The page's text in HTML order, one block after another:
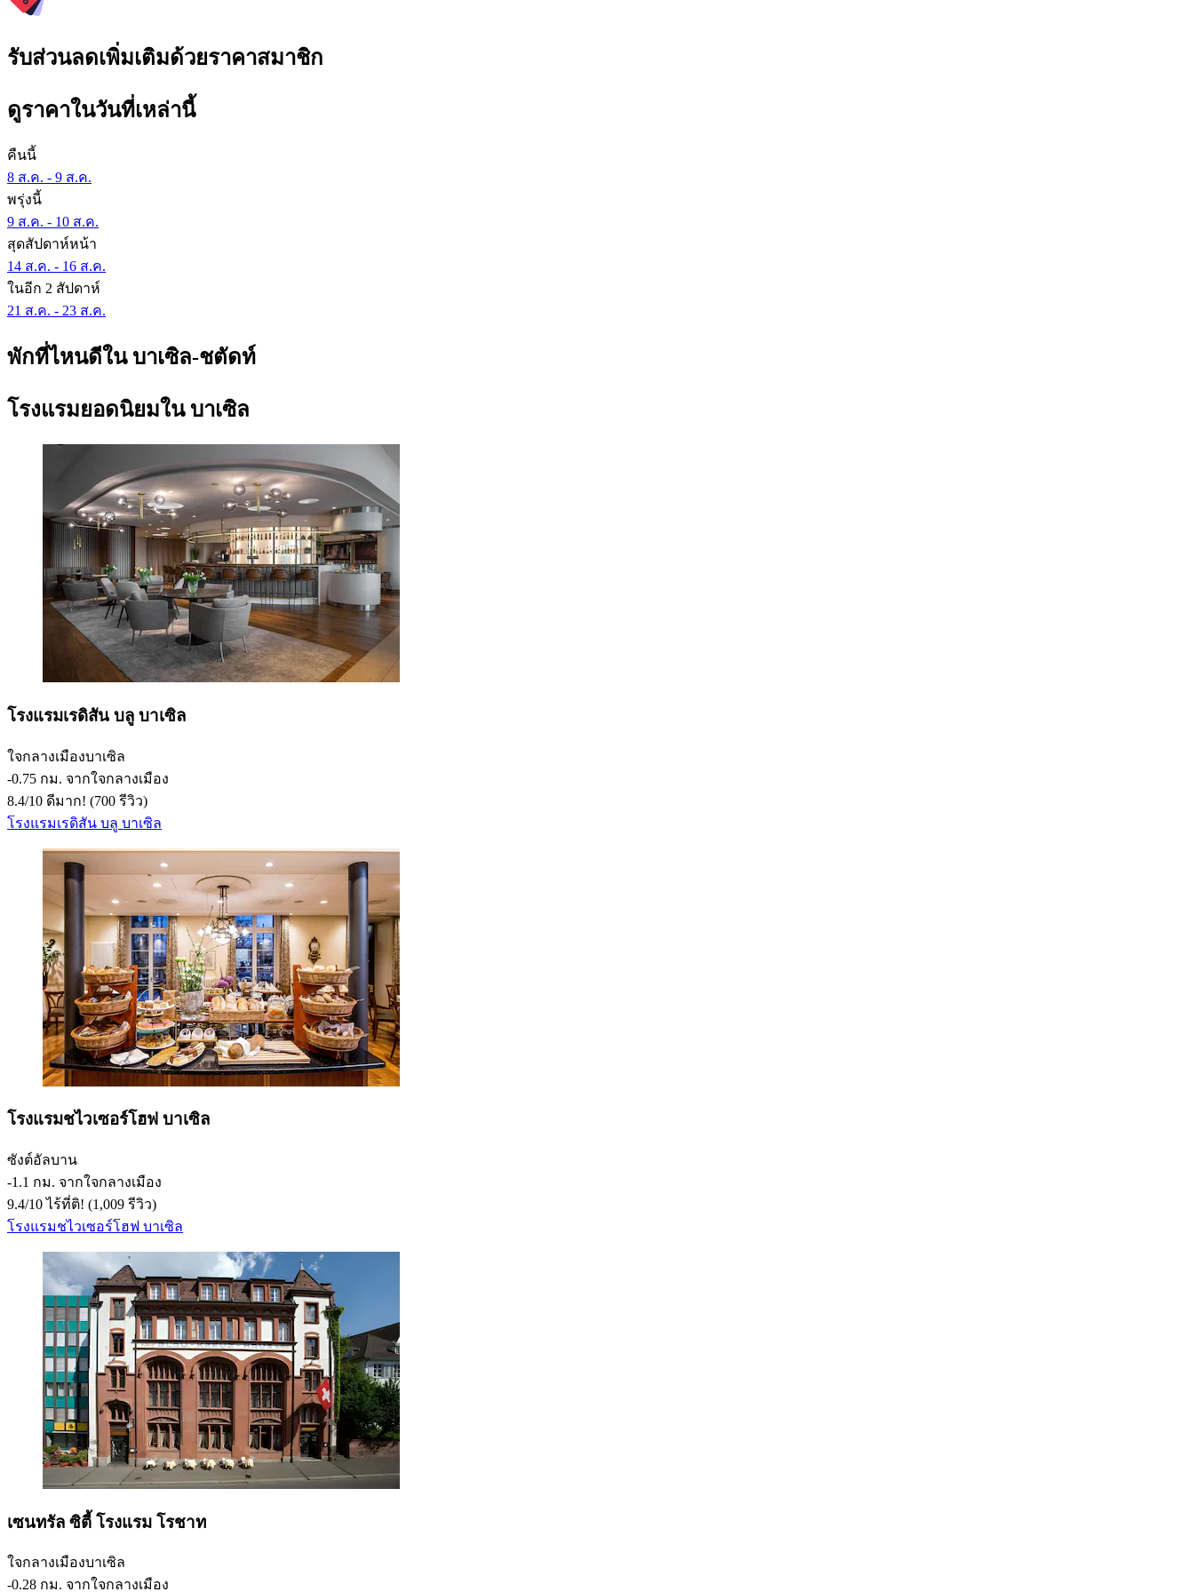
รับส่วนลดเพิ่มเติมด้วยราคาสมาชิก
ดูราคาในวันที่เหล่านี้
คืนนี้
8 ส.ค. - 9 ส.ค.
พรุ่งนี้
9 ส.ค. - 10 ส.ค.
สุดสัปดาห์หน้า
14 ส.ค. - 16 ส.ค.
ในอีก 2 สัปดาห์
21 ส.ค. - 23 ส.ค.
พักที่ไหนดีใน บาเซิล-ชตัดท์
โรงแรมยอดนิยมใน บาเซิล
โรงแรมเรดิสัน บลู บาเซิล
ใจกลางเมืองบาเซิล
‐0.75 กม. จากใจกลางเมือง
8.4/10 ดีมาก! (700 รีวิว)
โรงแรมเรดิสัน บลู บาเซิล
โรงแรมชไวเซอร์โฮฟ บาเซิล
ซังต์อัลบาน
‐1.1 กม. จากใจกลางเมือง
9.4/10ไร้ที่ติ! (1,009 รีวิว)
โรงแรมชไวเซอร์โฮฟ บาเซิล
เซนทรัล ซิตี้ โรงแรม โรชาท
ใจกลางเมืองบาเซิล
‐0.28 กม. จากใจกลางเมือง